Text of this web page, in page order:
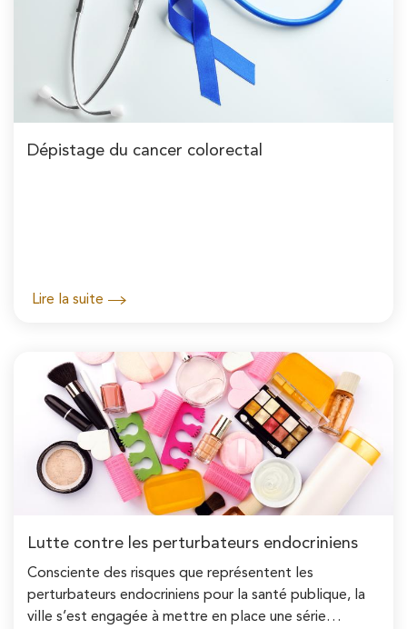
Dépistage du cancer colorectal
Lire la suite
Lutte contre les perturbateurs endocriniens
Consciente des risques que représentent les
perturbateurs endocriniens pour la santé publique, la
ville s’est engagée à mettre en place une série